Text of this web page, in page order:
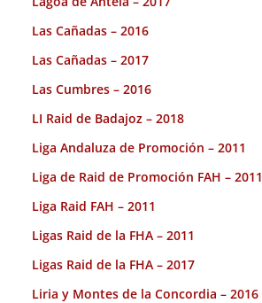
Las Cañadas – 2016
Las Cañadas – 2017
Las Cumbres – 2016
LI Raid de Badajoz – 2018
Liga Andaluza de Promoción – 2011
Liga de Raid de Promoción FAH – 2011
Liga Raid FAH – 2011
Ligas Raid de la FHA – 2011
Ligas Raid de la FHA – 2017
Liria y Montes de la Concordia – 2016